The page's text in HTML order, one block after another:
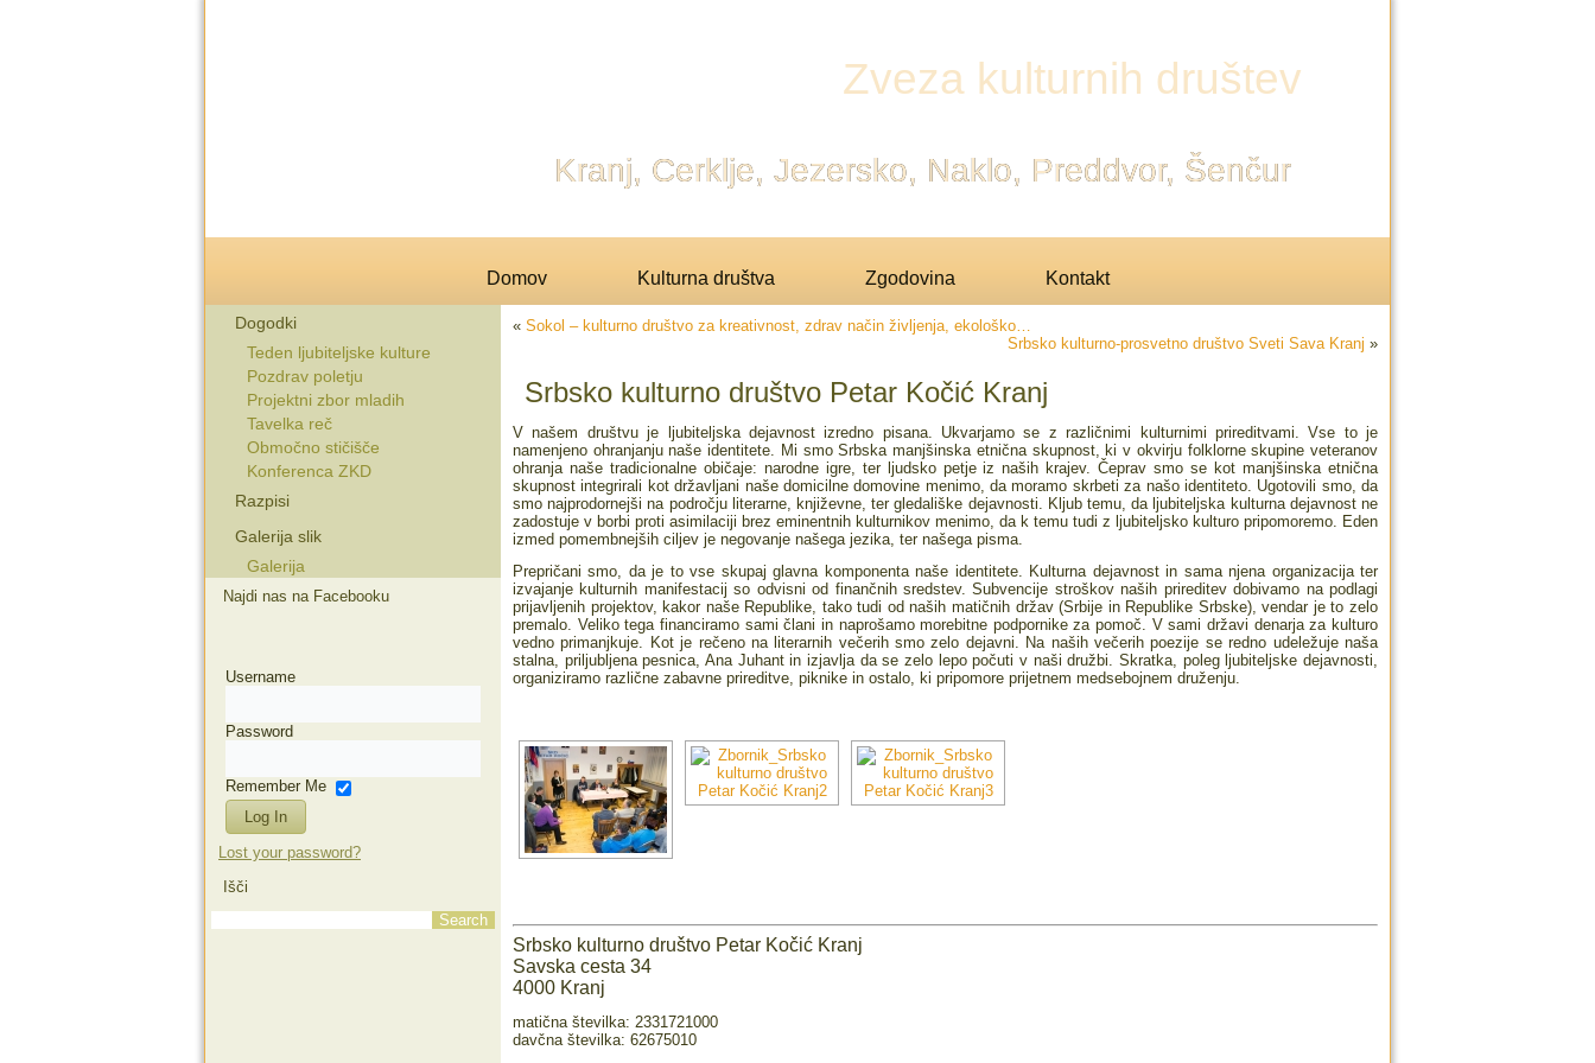
Zveza kulturnih društev
Kranj, Cerklje, Jezersko, Naklo, Preddvor, Šenčur
Domov Kulturna društva Zgodovina Kontakt
Dogodki
Teden ljubiteljske kulture
Pozdrav poletju
Projektni zbor mladih
Tavelka reč
Območno stičišče
Konferenca ZKD
Razpisi
Galerija slik
Galerija
Najdi nas na Facebooku
Username
Password
Remember Me
Lost your password?
Išči
« Sokol – kulturno društvo za kreativnost, zdrav način življenja, ekološko…
Srbsko kulturno-prosvetno društvo Sveti Sava Kranj »
Srbsko kulturno društvo Petar Kočić Kranj
V našem društvu je ljubiteljska dejavnost izredno pisana. Ukvarjamo se z različnimi kulturnimi prireditvami. Vse to je
namenjeno ohranjanju naše identitete. Mi smo Srbska manjšinska etnična skupnost, ki v okvirju folklorne skupine veteranov
ohranja naše tradicionalne običaje: narodne igre, ter ljudsko petje iz naših krajev. Čeprav smo se kot manjšinska etnična
skupnost integrirali kot državljani naše domicilne domovine menimo, da moramo skrbeti za našo identiteto. Ugotovili smo, da
smo najprodornejši na področju literarne, književne, ter gledališke dejavnosti. Kljub temu, da ljubiteljska kulturna dejavnost ne
zadostuje v borbi proti asimilaciji brez eminentnih kulturnikov menimo, da k temu tudi z ljubiteljsko kulturo pripomoremo. Eden
izmed pomembnejših ciljev je negovanje našega jezika, ter našega pisma.
Prepričani smo, da je to vse skupaj glavna komponenta naše identitete. Kulturna dejavnost in sama njena organizacija ter
izvajanje kulturnih manifestacij so odvisni od finančnih sredstev. Subvencije stroškov naših prireditev dobivamo na podlagi
prijavljenih projektov, kakor naše Republike, tako tudi od naših matičnih držav (Srbije in Republike Srbske), vendar je to zelo
premalo. Veliko tega financiramo sami člani in naprošamo morebitne podpornike za pomoč. V sami državi denarja za kulturo
vedno primanjkuje. Kot je rečeno na literarnih večerih smo zelo dejavni. Na naših večerih poezije se redno udeležuje naša
stalna, priljubljena pesnica, Ana Juhant in izjavlja da se zelo lepo počuti v naši družbi. Skratka, poleg ljubiteljske dejavnosti,
organiziramo različne zabavne prireditve, piknike in ostalo, ki pripomore prijetnem medsebojnem druženju.
Srbsko kulturno društvo Petar Kočić Kranj
Savska cesta 34
4000 Kranj
matična številka: 2331721000
davčna številka: 62675010